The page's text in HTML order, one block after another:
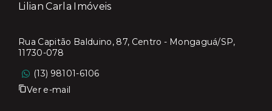
Lilian Carla Imóveis
Rua Capitão Balduino, 87, Centro - Mongaguá/SP,
11730-078
(13) 98101-6106
Ver e-mail